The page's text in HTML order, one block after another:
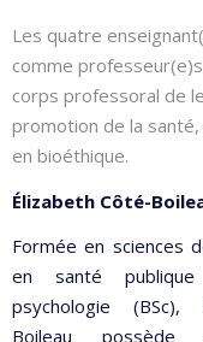
Les quatre
comme
corps professoral de
promotion de la
en bioéthique.
Élizabeth Côté-
Formée en sciences
en santé
psychologie (BSc),
Boileau possède